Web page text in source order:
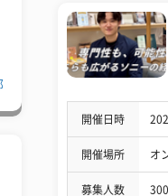
開催日時
開催場所 オ
募集人数